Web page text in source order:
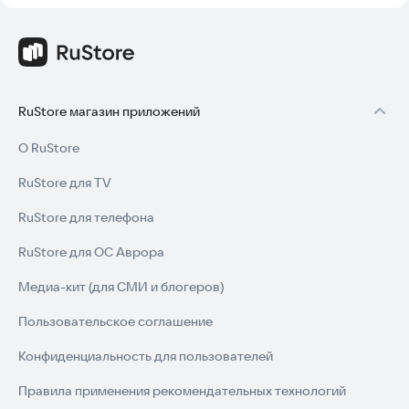
RuStore магазин приложений
О RuStore
RuStore для TV
RuStore для телефона
RuStore для ОС Аврора
Медиа-кит (для СМИ и блогеров)
Пользовательское соглашение
Конфиденциальность для пользователей
Правила применения рекомендательных технологий